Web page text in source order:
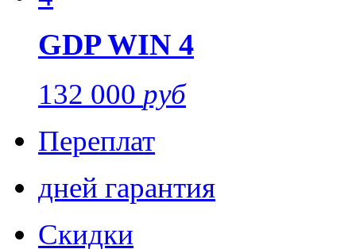
GDP WIN 4
132 000 руб
Переплат
дней гарантия
Скидки